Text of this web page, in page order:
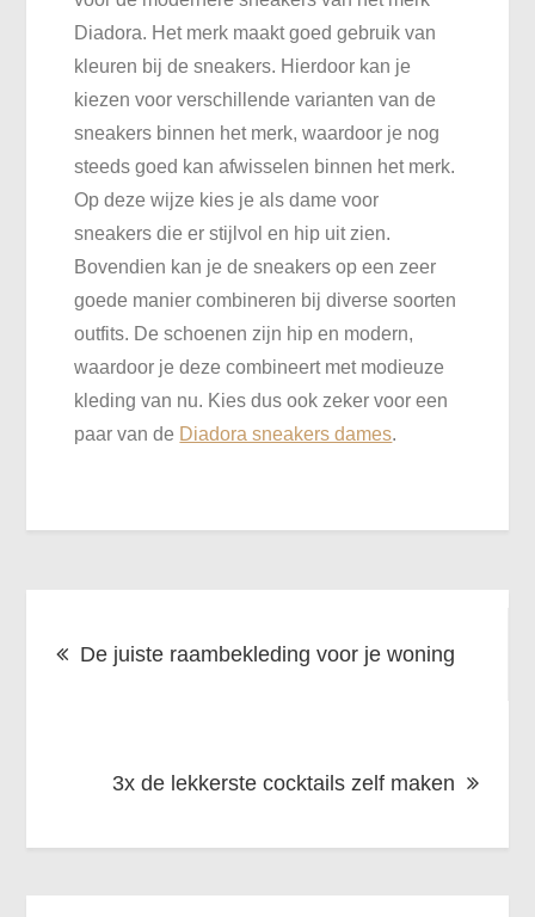
Diadora. Het merk maakt goed gebruik van
kleuren bij de sneakers. Hierdoor kan je
kiezen voor verschillende varianten van de
sneakers binnen het merk, waardoor je nog
steeds goed kan afwisselen binnen het merk.
Op deze wijze kies je als dame voor
sneakers die er stijlvol en hip uit zien.
Bovendien kan je de sneakers op een zeer
goede manier combineren bij diverse soorten
outfits. De schoenen zijn hip en modern,
waardoor je deze combineert met modieuze
kleding van nu. Kies dus ook zeker voor een
paar van de Diadora sneakers dames.
navigatie
De juiste raambekleding voor je woning
3x de lekkerste cocktails zelf maken